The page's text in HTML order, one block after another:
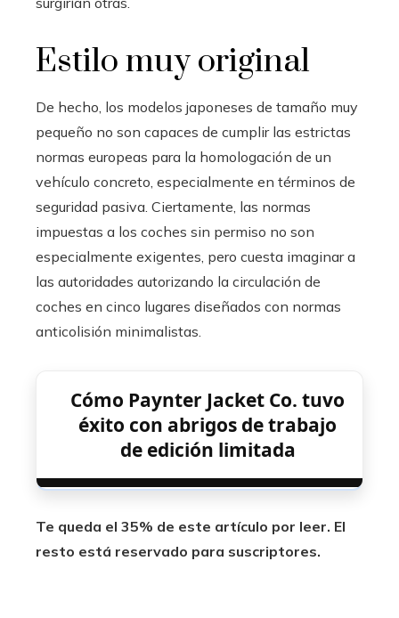
Estilo muy original
De hecho, los modelos japoneses de tamaño muy
pequeño no son capaces de cumplir las estrictas
normas europeas para la homologación de un
vehículo concreto, especialmente en términos de
seguridad pasiva. Ciertamente, las normas
impuestas a los coches sin permiso no son
especialmente exigentes, pero cuesta imaginar a
las autoridades autorizando la circulación de
coches en cinco lugares diseñados con normas
anticolisión minimalistas.
Cómo Paynter Jacket Co. tuvo
éxito con abrigos de trabajo
de edición limitada
Te queda el 35% de este artículo por leer. El
resto está reservado para suscriptores.